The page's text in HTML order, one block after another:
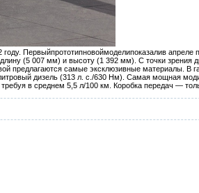
Первыйпрототипновоймоделипоказалив
(5 007 мм) и высоту (1 392 мм). С точки зрения
предлагаются самые эксклюзивные материалы. В
дизель (313 л. с./630 Нм). Самая мощная
в среднем 5,5 л/100 км. Коробка передач —